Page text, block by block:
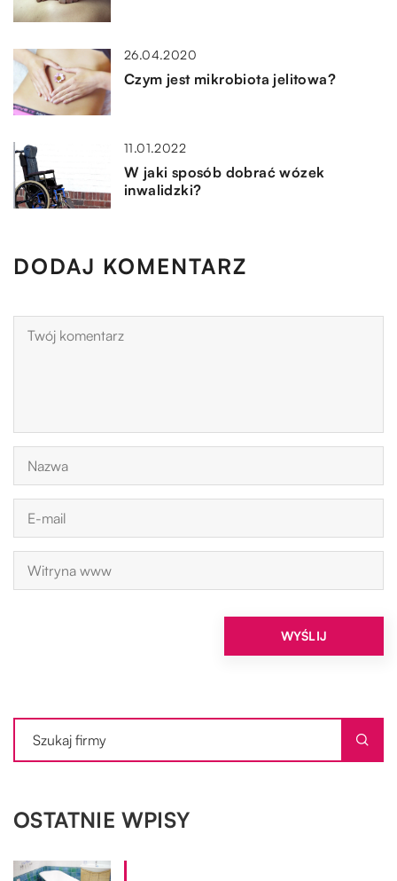
26.04.2020
Czym jest mikrobiota jelitowa?
11.01.2022
W jaki sposób dobrać wózek
inwalidzki?
DODAJ KOMENTARZ
OSTATNIE WPISY